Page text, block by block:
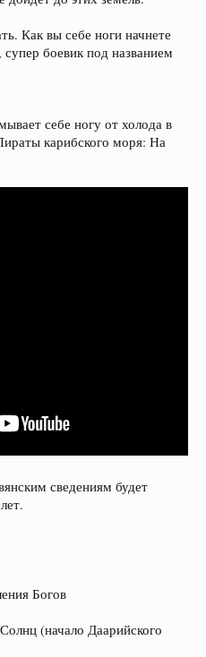
Как вы себе ноги начнете
боевик под названием
себе ногу от холода в
карибского моря: На
сведениям будет
Богов
(начало Даарийского